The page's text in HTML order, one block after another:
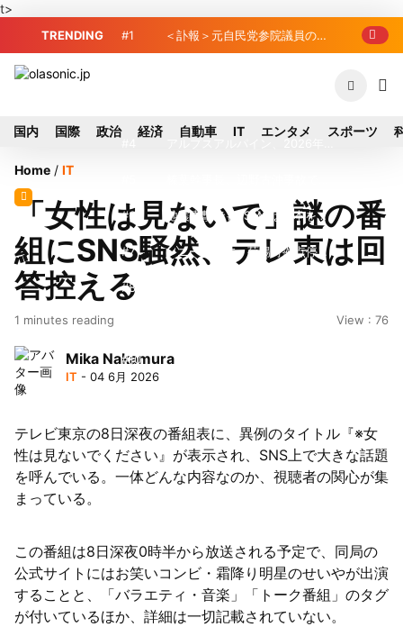
t>
TRENDING #1 ＜訃報＞元自民党参院議員の藤
「地元メディアの報道不足」指摘 那覇
訪問中
#6 地震直撃でもTSMCは熊本を見
限らない…先端半導体工場建設は継続
#7 ソニー、熊本・菊陽町拠点停
止 復旧見通し立たず 半導体集積地に
#8
出される ギリシャ発航空機が緊急着陸
#10 トラスコ中山、取締役数見篤
国内 国際 政治 経済 自動車 IT エンタメ スポーツ
Home / IT
「女性は見ないで」謎の番
組にSNS騒然、テレ東は回
答控える
1 minutes reading View : 76
Mika Nakamura
IT - 04 6月 2026
テレビ東京の8日深夜の番組表に、異例のタイトル『※女
性は見ないでください』が表示され、SNS上で大きな話題
を呼んでいる。一体どんな内容なのか、視聴者の関心が集
まっている。
この番組は8日深夜0時半から放送される予定で、同局の
公式サイトにはお笑いコンビ・霜降り明星のせいやが出演
することと、「バラエティ・音楽」「トーク番組」のタグ
が付いているほか、詳細は一切記載されていない。